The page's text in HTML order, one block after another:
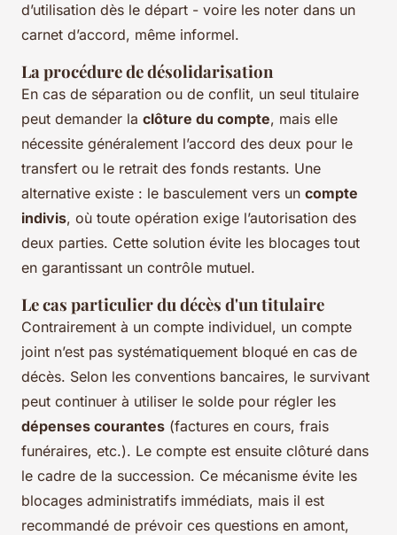
d’utilisation dès le départ - voire les noter dans un
carnet d’accord, même informel.
La procédure de désolidarisation
En cas de séparation ou de conflit, un seul titulaire
peut demander la clôture du compte, mais elle
nécessite généralement l’accord des deux pour le
transfert ou le retrait des fonds restants. Une
alternative existe : le basculement vers un compte
indivis, où toute opération exige l’autorisation des
deux parties. Cette solution évite les blocages tout
en garantissant un contrôle mutuel.
Le cas particulier du décès d'un titulaire
Contrairement à un compte individuel, un compte
joint n’est pas systématiquement bloqué en cas de
décès. Selon les conventions bancaires, le survivant
peut continuer à utiliser le solde pour régler les
dépenses courantes (factures en cours, frais
funéraires, etc.). Le compte est ensuite clôturé dans
le cadre de la succession. Ce mécanisme évite les
blocages administratifs immédiats, mais il est
recommandé de prévoir ces questions en amont,